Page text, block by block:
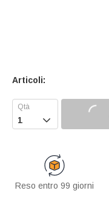
Articoli:

Reso entro 99 giorni